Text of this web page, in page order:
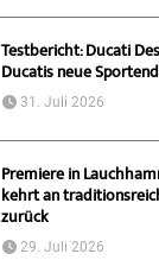
Testbericht: Ducati
Ducatis neue
31. Juli 2026
Premiere in
kehrt an
zurück
29. Juli 2026